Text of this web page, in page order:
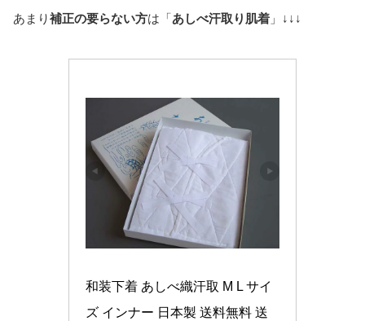
あまり補正の要らない方は「あしべ汗取り肌着 」↓↓↓
和装下着 あしべ織汗取 M L サイ
ズ インナー 日本製 送料無料 送